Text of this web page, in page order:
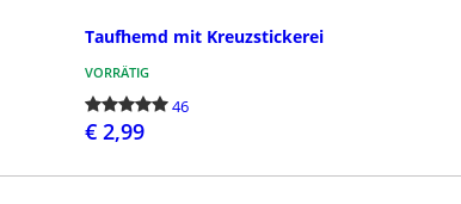
Taufhemd mit Kreuzstickerei
VORRÄTIG
46
€ 2,99